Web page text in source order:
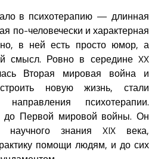
в психотерапию — длинная
по-человечески и характерная
в ней есть просто юмор, а
смысл. Ровно в середине XX
Вторая мировая война и
новую жизнь, стали
психотерапии.
до Первой мировой войны. Он
научного знания XIX века,
помощи людям, и до сих